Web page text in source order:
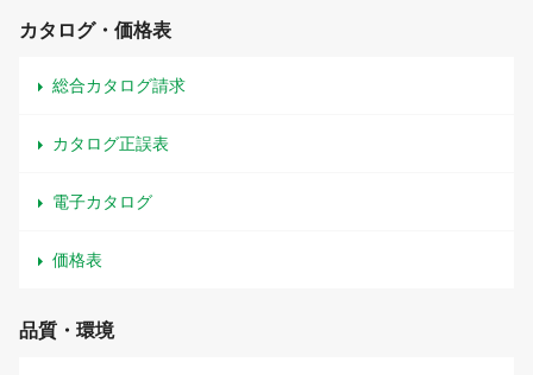
カタログ・価格表
総合カタログ請求
カタログ正誤表
電子カタログ
価格表
品質・環境